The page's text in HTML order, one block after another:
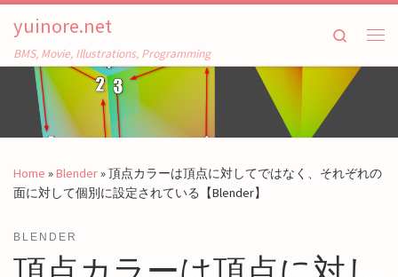
Skip to content
yuinore.net
BMS, Movie, Illustrations, Programming
Search
Home »Blender»頂点カラーは頂点に対してではなく、それぞれの
面に対して個別に設定されている【Blender】
BLENDER